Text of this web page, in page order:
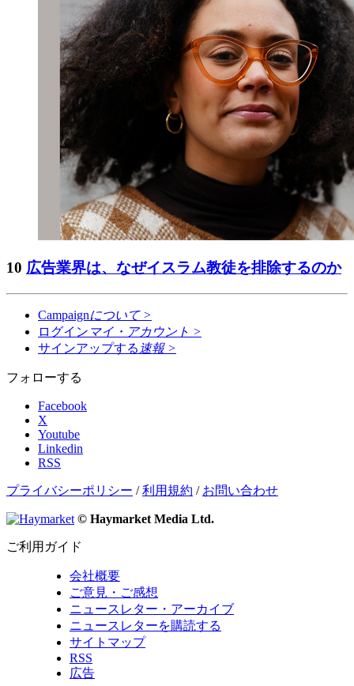
10 広告業界は、なぜイスラム教徒を排除するのか
Campaignについて >
ログイン マイ・アカウント >
サインアップする 速報 >
フォローする
Facebook
X
Youtube
Linkedin
RSS
プライバシーポリシー /利用規約 / お問い合わせ
© Haymarket Media Ltd.
ご利用ガイド
会社概要
ご意見・ご感想
ニュースレター・アーカイブ
ニュースレターを購読する
サイトマップ
RSS
広告